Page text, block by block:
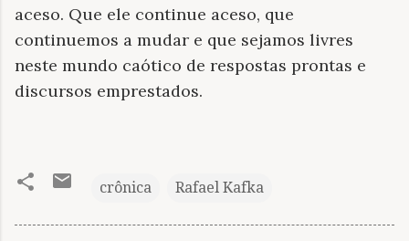
aceso. Que ele continue aceso, que
continuemos a mudar e que sejamos livres
neste mundo caótico de respostas prontas e
discursos emprestados.
crônica Rafael Kafka